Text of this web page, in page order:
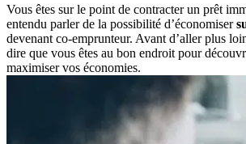
Vous êtes sur le point de contracter un prêt
entendu parler de la possibilité d’économiser
devenant co-emprunteur. Avant d’aller plus
dire que vous êtes au bon endroit pour
maximiser vos économies.